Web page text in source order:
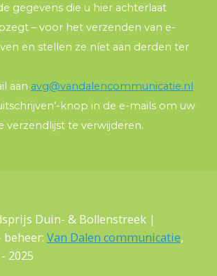
gegevens die u hier achterlaat
– voor het verzenden van e-
en stellen ze níet aan derden ter
aan avg@vandalencommunicatie.nl
knop in de e-mails om uw
verzendlijst te verwijderen.
Duin- & Bollenstreek |
beheer: Van Dalen communicatie,
2025